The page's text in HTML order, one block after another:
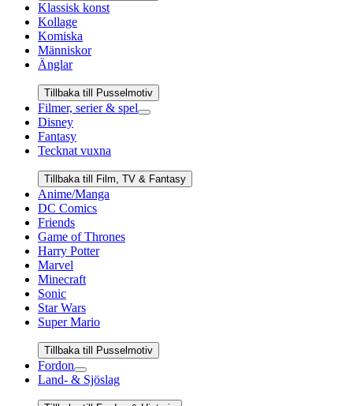
Klassisk konst
Kollage
Komiska
Människor
Änglar
Tillbaka till Pusselmotiv
Filmer, serier & spel
Disney
Fantasy
Tecknat vuxna
Tillbaka till Film, TV & Fantasy
Anime/Manga
DC Comics
Friends
Game of Thrones
Harry Potter
Marvel
Minecraft
Sonic
Star Wars
Super Mario
Tillbaka till Pusselmotiv
Fordon
Land- & Sjöslag